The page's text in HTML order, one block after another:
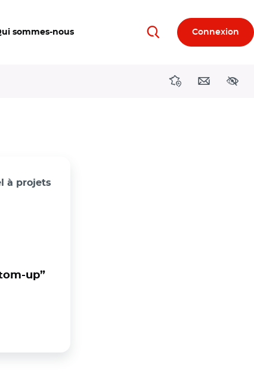
sommes-nous RechercherConnexion
DirectionsContact
à projets
up”